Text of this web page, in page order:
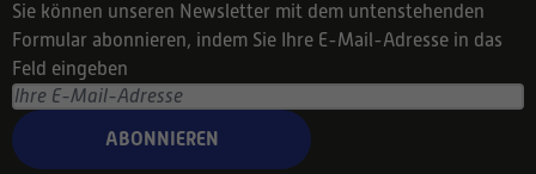
Sie können unseren Newsletter mit dem untenstehenden
Formular abonnieren, indem Sie Ihre E-Mail-Adresse in das
Feld eingeben
ABONNIEREN